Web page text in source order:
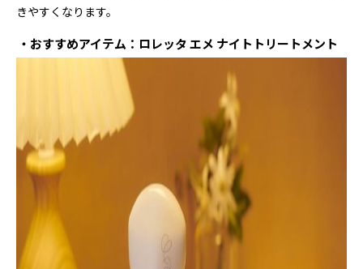
きやすくなります。
おすすめアイテム：ロレッタ エメ ナイトトリートメント